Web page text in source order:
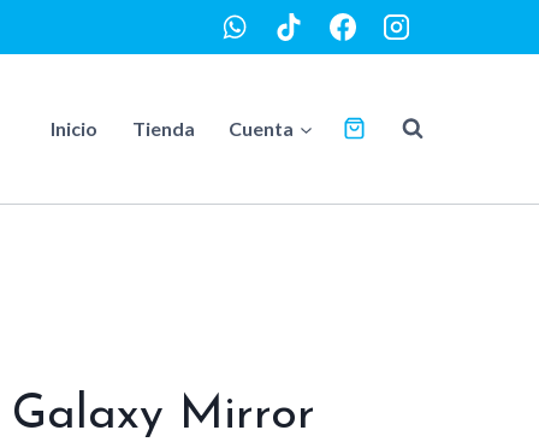
Inicio Tienda Cuenta
Galaxy Mirror